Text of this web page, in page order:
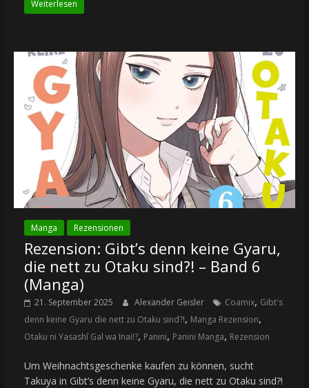
Weiterlesen
Manga Rezensionen
Rezension: Gibt’s denn keine Gyaru,
die nett zu Otaku sind?! – Band 6
(Manga)
21. September 2025 Alexander Geisler Coamix, Gibt's
denn keine Gyaru die nett zu Otaku sind?!, Manga Rezension,
Otaku ni Yasashī Gal wa Inai!?, Panini, Panini Manga, Rezension
Um Weihnachtsgeschenke kaufen zu können, sucht
Takuya in Gibt’s denn keine Gyaru, die nett zu Otaku sind?!